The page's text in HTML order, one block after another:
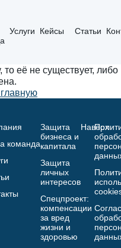
Услуги Кейсы Статьи
её не существует, либо
Наверх
команда
Защита
бизнеса и
капитала
Защита
личных
интересов
Спецпроект:
компенсации
за вред
жизни и
здоровью